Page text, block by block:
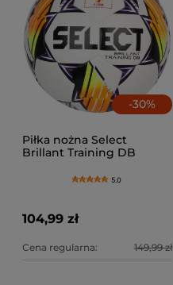
-30%
Piłka nożna Select
Brillant Training DB
5.0
104,99 zł
Cena regularna: 149,99 zł